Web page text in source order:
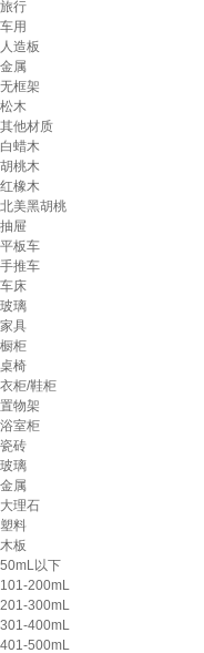
旅行
车用
人造板
金属
无框架
松木
其他材质
白蜡木
胡桃木
红橡木
北美黑胡桃
抽屉
平板车
手推车
车床
玻璃
家具
橱柜
桌椅
衣柜/鞋柜
置物架
浴室柜
瓷砖
玻璃
金属
大理石
塑料
木板
50mL以下
101-200mL
201-300mL
301-400mL
401-500mL